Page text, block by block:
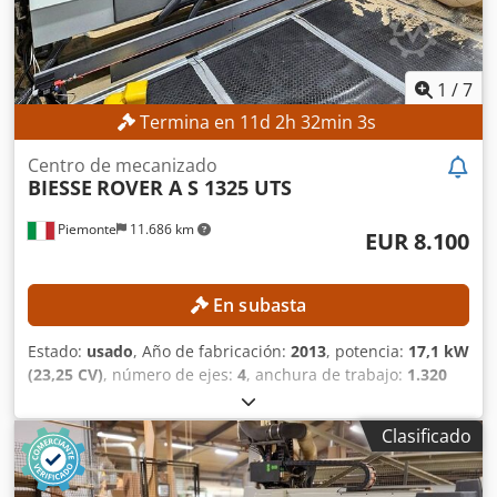
recogerla y asume la responsabilidad de la instalación,
fijación y utilización de la máquina en el lugar de destino.
Referencia externa: 8173
1 /7
Termina en 11d 2h 31min 59s
Piemonte 11.686 km
Centro de mecanizado
BIESSE ROVER A S 1325 UTS
EUR 8.100
En subasta
Estado: usado, Año de fabricación: 2013, potencia: 17,1 kW
(23,25 CV), número de ejes: 4, anchura de trabajo: 1.320
, velocidad del husillo de fresado (máx.):
longitud útil:2.500 mm, DETALLES TÉCNICOS Área de
trabajo, eje X: 2.500 mm Área de trabajo, eje Y: 1.320 mm
Recorrido, eje Y: 1.900 mm Diámetro máximo de placa: 170
mm Mesa de trabajo: mesa con soportes y guías Número
Clasificado